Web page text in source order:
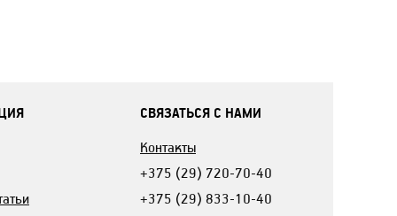
СВЯЗАТЬСЯ С НАМИ
Контакты
+375 (29) 720-70-40
+375 (29) 833-10-40